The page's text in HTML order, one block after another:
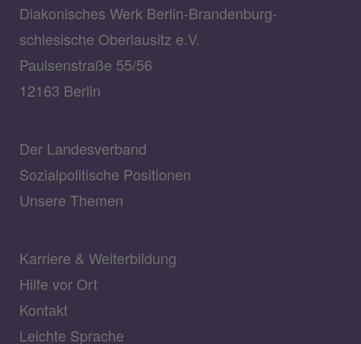
Diakonisches Werk Berlin-Brandenburg-
schlesische Oberlausitz e.V.
Paulsenstraße 55/56
12163 Berlin
Der Landesverband
Sozialpolitische Positionen
Unsere Themen
Karriere & Weiterbildung
Hilfe vor Ort
Kontakt
Leichte Sprache